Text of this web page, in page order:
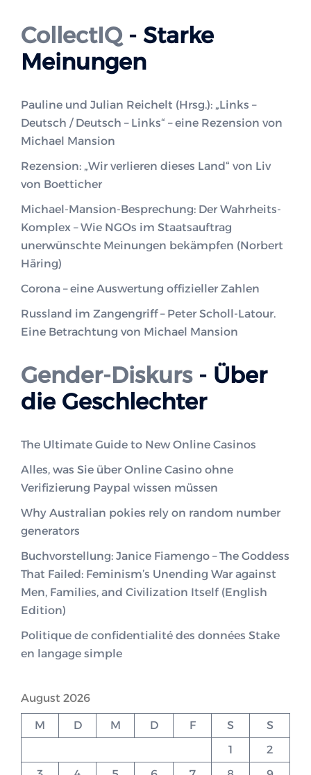
CollectIQ - Starke
Meinungen
Pauline und Julian Reichelt (Hrsg.): „Links –
Deutsch / Deutsch – Links“ – eine Rezension von
Michael Mansion
Rezension: „Wir verlieren dieses Land“ von Liv
von Boetticher
Michael-Mansion-Besprechung: Der Wahrheits-
Komplex – Wie NGOs im Staatsauftrag
unerwünschte Meinungen bekämpfen (Norbert
Häring)
Corona – eine Auswertung offizieller Zahlen
Russland im Zangengriff – Peter Scholl-Latour.
Eine Betrachtung von Michael Mansion
Gender-Diskurs- Über
die Geschlechter
The Ultimate Guide to New Online Casinos
Alles, was Sie über Online Casino ohne
Verifizierung Paypal wissen müssen
Why Australian pokies rely on random number
generators
Buchvorstellung: Janice Fiamengo – The Goddess
That Failed: Feminism’s Unending War against
Men, Families, and Civilization Itself (English
Edition)
Politique de confidentialité des données Stake
en langage simple
August 2026
M D M D F S
S
1
2